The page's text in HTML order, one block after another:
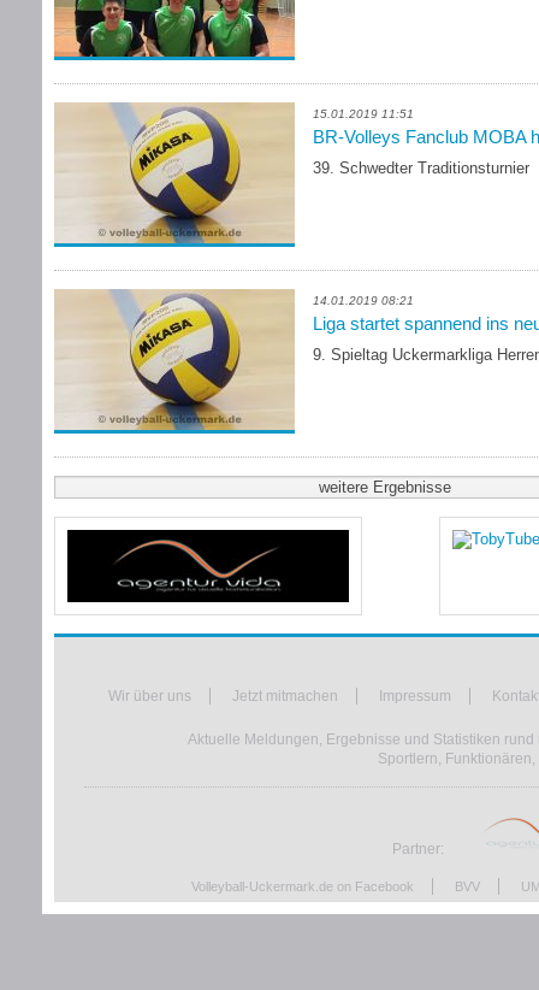
15.01.2019 11:51
BR-Volleys Fanclub MOBA
39. Schwedter Traditionsturnier
14.01.2019 08:21
Liga startet spannend ins
9. Spieltag Uckermarkliga
weitere Ergebnisse
Wir über uns Jetzt mitmachen Impressum
Aktuelle Meldungen, Ergebnisse und Statistiken
Sportlern,
Partner:
Volleyball-Uckermark.de on Facebook BVV